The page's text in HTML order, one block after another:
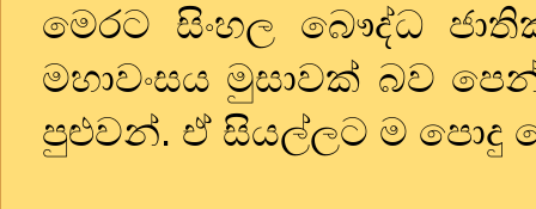
මෙරට සිංහල බෞද්ධ
මහාවංසය මුසාවක් බව
පුළුවන්. ඒ සියල්ලට ම පොදු